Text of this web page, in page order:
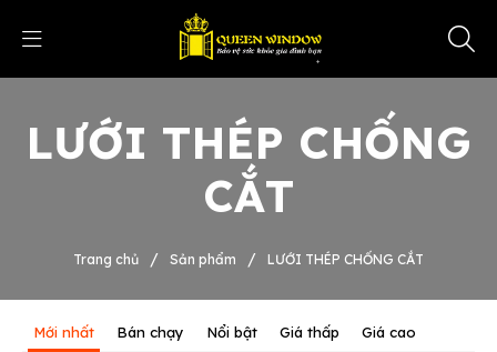
LƯỚI THÉP CHỐNG
CẮT
Trang chủ / Sản phẩm / LƯỚI THÉP CHỐNG CẮT
Mới nhất Bán chạy Nổi bật Giá thấp Giá cao